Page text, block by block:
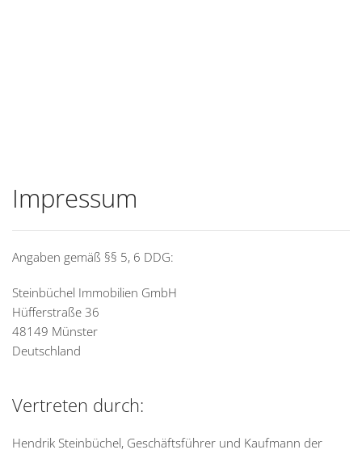
Impressum
Angaben gemäß §§ 5, 6 DDG:
Steinbüchel Immobilien GmbH
Hüfferstraße 36
48149 Münster
Deutschland
Vertreten durch:
Hendrik Steinbüchel, Geschäftsführer und Kaufmann der